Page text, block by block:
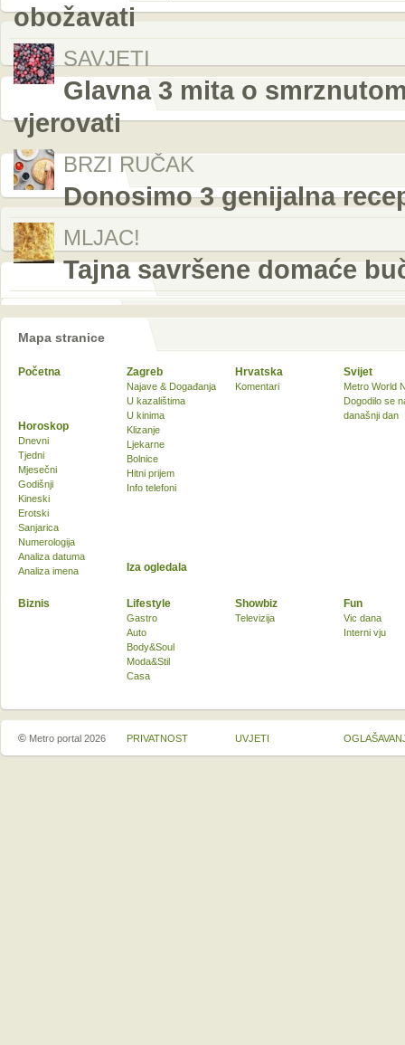
obožavati
SAVJETI
Glavna 3 mita o
vjerovati
BRZI RUČAK
Donosimo 3 genijalna
MLJAC!
Tajna savršene domaće
Mapa stranice
Početna Zagreb
Najave & Događanja
U kazalištima
U kinima
Klizanje
Ljekarne
Bolnice
Hitni prijem
Info telefoni
Hrvatska
Komentari
Svijet
Metro World
Dogodilo se
današnji dan
Biznis Lifestyle
Gastro
Auto
Body&Soul
Moda&Stil
Casa
Showbiz
Televizija
Fun
Vic dana
Interni vju
Horoskop
Dnevni
Tjedni
Mjesečni
Godišnji
Kineski
Erotski
Sanjarica
Numerologija
Analiza datuma
Analiza imena
Iza ogledala
© Metro portal 2026 PRIVATNOST UVJETI